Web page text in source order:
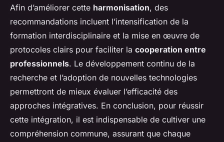
Afin d’améliorer cette harmonisation, des
recommandations incluent l’intensification de la
formation interdisciplinaire et la mise en œuvre de
protocoles clairs pour faciliter la cooperation entre
professionnels. Le développement continu de la
recherche et l’adoption de nouvelles technologies
permettront de mieux évaluer l’efficacité des
approches intégratives. En conclusion, pour réussir
cette intégration, il est indispensable de cultiver une
compréhension commune, assurant que chaque